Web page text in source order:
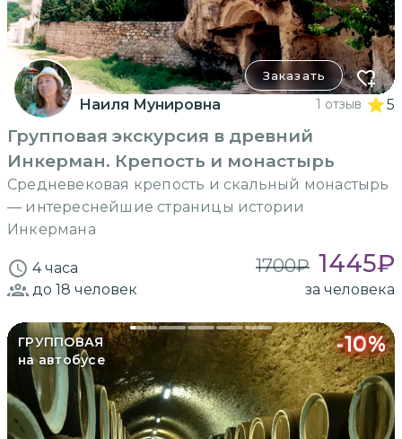
Заказать
Наиля Мунировна 1 отзыв 5
Групповая экскурсия в древний
Инкерман. Крепость и монастырь
Средневековая крепость и скальный монастырь
— интереснейшие страницы истории
Инкермана
4 часа 1700₽ 1445₽
до 18 человек за человека
ГРУППОВАЯ
на автобусе
-10%